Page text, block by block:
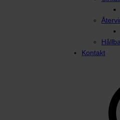
Kontakt